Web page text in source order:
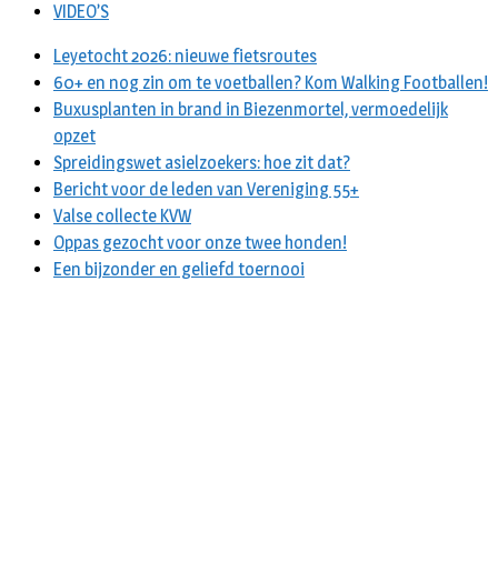
VIDEO’S
Leyetocht 2026: nieuwe fietsroutes
60+ en nog zin om te voetballen? Kom Walking Footballen!
Buxusplanten in brand in Biezenmortel, vermoedelijk
opzet
Spreidingswet asielzoekers: hoe zit dat?
Bericht voor de leden van Vereniging 55+
Valse collecte KVW
Oppas gezocht voor onze twee honden!
Een bijzonder en geliefd toernooi